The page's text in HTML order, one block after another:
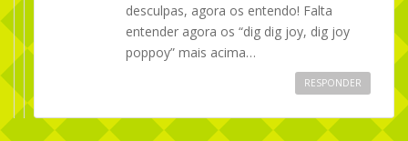
desculpas, agora os entendo! Falta
entender agora os “dig dig joy, dig joy
poppoy” mais acima…
RESPONDER